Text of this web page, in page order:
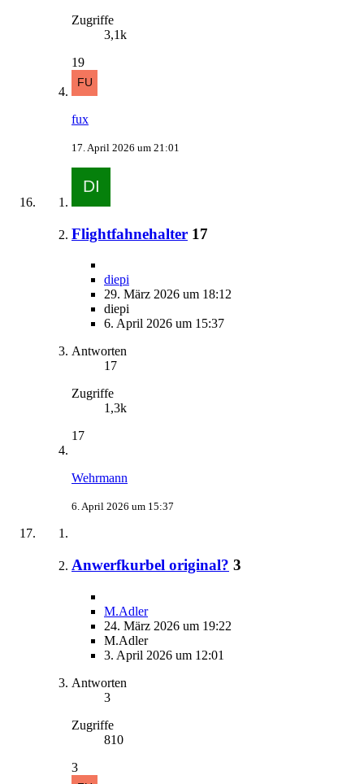
Zugriffe
3,1k
19
fux
17. April 2026 um 21:01
Flightfahnehalter 17
diepi
29. März 2026 um 18:12
diepi
6. April 2026 um 15:37
Antworten
17
Zugriffe
1,3k
17
Wehrmann
6. April 2026 um 15:37
Anwerfkurbel original? 3
M.Adler
24. März 2026 um 19:22
M.Adler
3. April 2026 um 12:01
Antworten
3
Zugriffe
810
3